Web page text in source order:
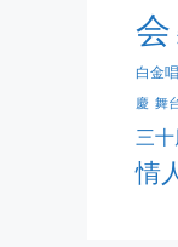
会
白金
慶 舞
三
情